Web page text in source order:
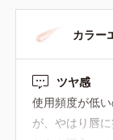
カラー
ツヤ感
使用頻度が低
が、やはり唇